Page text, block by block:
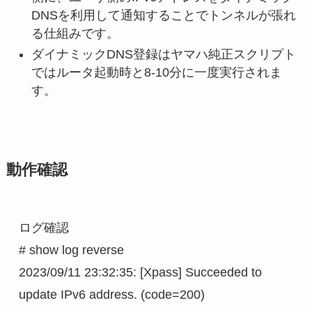
DNSを利用して通知することでトンネルが張れ
る仕組みです。
ダイナミックDNS登録はヤマハ純正スクリプト
ではルータ起動時と8-10分に一度実行されま
す。
動作確認
ログ確認
# show log reverse
2023/09/11 23:32:35: [Xpass] Succeeded to
update IPv6 address. (code=200)